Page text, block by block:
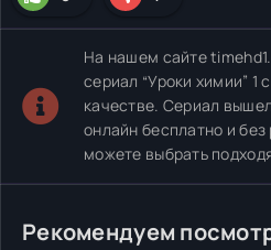
На нашем сайте
сериал “Уроки химии” 1
качестве. Сериал
онлайн бесплатно и
можете выбрать
Рекомендуем